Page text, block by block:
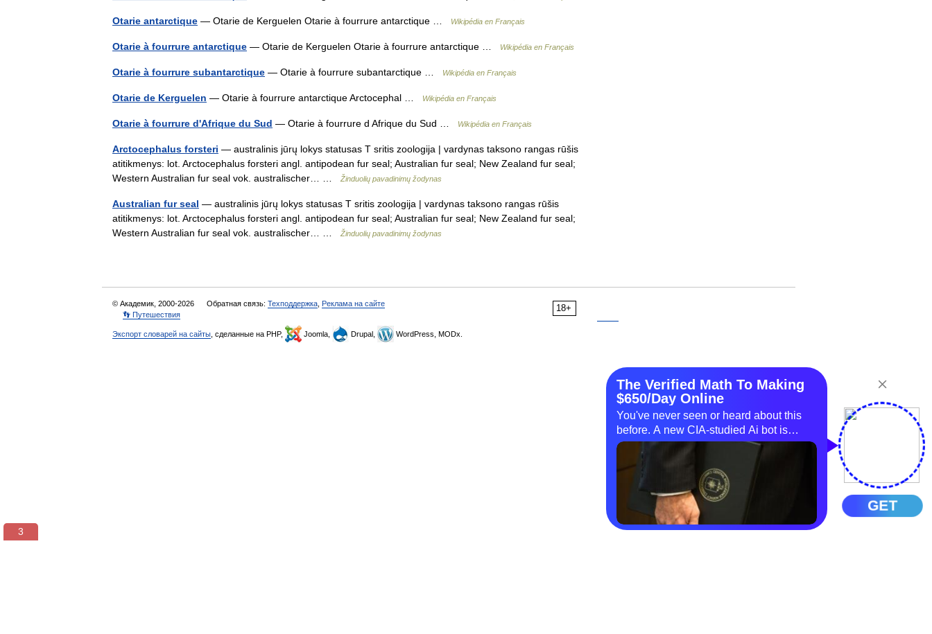
Otarie antarctique — Otarie de Kerguelen Otarie à fourrure antarctique … Wikipédia en Français
Otarie à fourrure antarctique — Otarie de Kerguelen Otarie à fourrure antarctique … Wikipédia en Français
Otarie à fourrure subantarctique — Otarie à fourrure subantarctique … Wikipédia en Français
Otarie de Kerguelen — Otarie à fourrure antarctique Arctocephal … Wikipédia en Français
Otarie à fourrure d'Afrique du Sud — Otarie à fourrure d Afrique du Sud … Wikipédia en Français
Arctocephalus forsteri — australinis jūrų lokys statusas T sritis zoologija | vardynas taksono rangas rūšis
atitikmenys: lot. Arctocephalus forsteri angl. antipodean fur seal; Australian fur seal; New Zealand fur seal;
Western Australian fur seal vok. australischer… …
Žinduolių pavadinimų žodynas
Australian fur seal — australinis jūrų lokys statusas T sritis zoologija | vardynas taksono rangas rūšis
atitikmenys: lot. Arctocephalus forsteri angl. antipodean fur seal; Australian fur seal; New Zealand fur seal;
Western Australian fur seal vok. australischer… …
Žinduolių pavadinimų žodynas
18+
© Академик, 2000-2026 Обратная связь: Техподдержка Реклама на сайте
👣 Путешествия
Экспорт словарей на сайты , сделанные на PHP, Joomla, Drupal, WordPress, MODx.
3